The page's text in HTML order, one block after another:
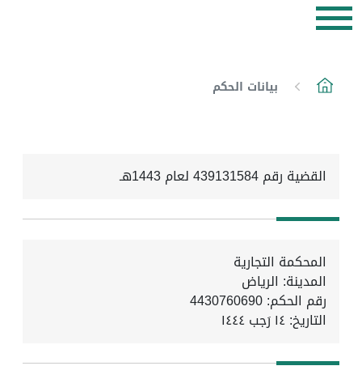
بيانات الحكم
القضية رقم 439131584 لعام 1443هـ
المحكمة التجارية
المدينة: الرياض
رقم الحكم: 4430760690
التاريخ: ١٤ رَجب ١٤٤٤